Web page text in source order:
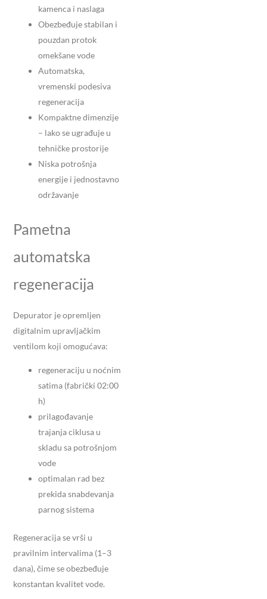
kamenca i naslaga
Obezbeđuje stabilan i
pouzdan protok
omekšane vode
Automatska,
vremenski podesiva
regeneracija
Kompaktne dimenzije
– lako se ugrađuje u
tehničke prostorije
Niska potrošnja
energije i jednostavno
održavanje
Pametna
automatska
regeneracija
Depurator je opremljen
digitalnim upravljačkim
ventilom koji omogućava:
regeneraciju u noćnim
satima (fabrički 02:00
h)
prilagođavanje
trajanja ciklusa u
skladu sa potrošnjom
vode
optimalan rad bez
prekida snabdevanja
parnog sistema
Regeneracija se vrši u
pravilnim intervalima (1–3
dana), čime se obezbeđuje
konstantan kvalitet vode.